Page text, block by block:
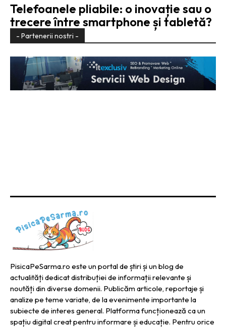
Telefoanele pliabile: o inovație sau o
trecere între smartphone și tabletă?
- Partenerii nostri -
PisicaPeSarma.ro este un portal de știri și un blog de
actualități dedicat distribuției de informații relevante și
noutăți din diverse domenii. Publicăm articole, reportaje și
analize pe teme variate, de la evenimente importante la
subiecte de interes general. Platforma funcționează ca un
spațiu digital creat pentru informare și educație. Pentru orice